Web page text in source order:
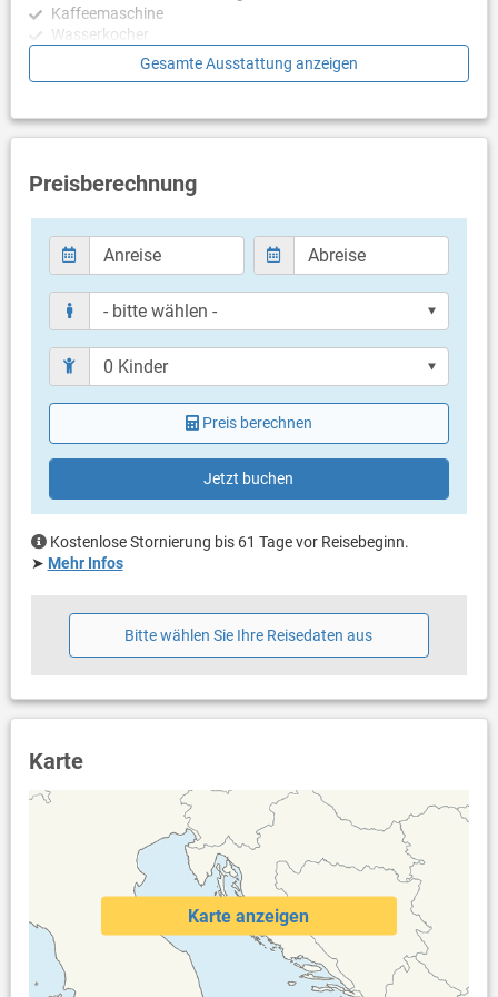
Kaffeemaschine
Wasserkocher
Schlafzimmer
Schlafzimmer mit Doppelbett, Laminat
Schlafzimmer mit Doppelbett, Laminat
Schlafzimmer mit Doppelbett, Laminat
Schlafzimmer mit Doppelbett, Laminat
Schlafzimmer mit 2 Einzelbetten, Laminat
Schlafzimmer mit Einzelbett, Laminat
Bad mit WC, Dusche
Bad mit WC, Badewanne
Nur separate Toilette (Gäste WC)
Bestuhlung
Liegen
Weitere Informationen
Privater Parkplatz auf dem Grundstück
Haustier erlaubt (gegen Gebühr: 10.00 € pro Tag / pro
Haustier)
Klimaanlage im Preis inklusive
Bettwäsche vorhanden
Handtücher vorhanden
Waschmaschine in der Unterkunft
Internet per WLAN
Gesamte Ausstattung anzeigen
Preisberechnung
Preis berechnen
Jetzt buchen
Kostenlose Stornierung bis 61 Tage vor Reisebeginn.
➤ Mehr Infos
Bitte wählen Sie Ihre Reisedaten aus
Karte
Karte anzeigen